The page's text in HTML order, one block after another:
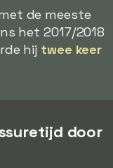
de meeste
het 2017/2018
hij twee keer
door